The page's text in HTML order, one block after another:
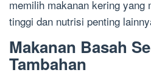
memilih makanan kering yang
tinggi dan nutrisi penting
Makanan Basah
Tambahan